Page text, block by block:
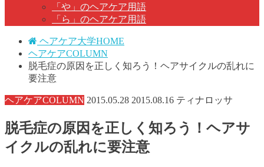
「や」のヘアケア用語
「ら」のヘアケア用語
ヘアケア大学HOME
ヘアケアCOLUMN
脱毛症の原因を正しく知ろう！ヘアサイクルの乱れに
要注意
ヘアケアCOLUMN 2015.05.28 2015.08.16 ティナロッサ
脱毛症の原因を正しく知ろう！ヘアサ
イクルの乱れに要注意